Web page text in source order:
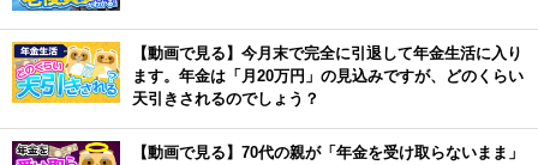
【動画で見る】今月末で完全に引退して年金生活に入り
ます。年金は「月20万円」の見込みですが、どのくらい
天引きされるのでしょう？
【動画で見る】70代の親が「年金を受け取らないまま」